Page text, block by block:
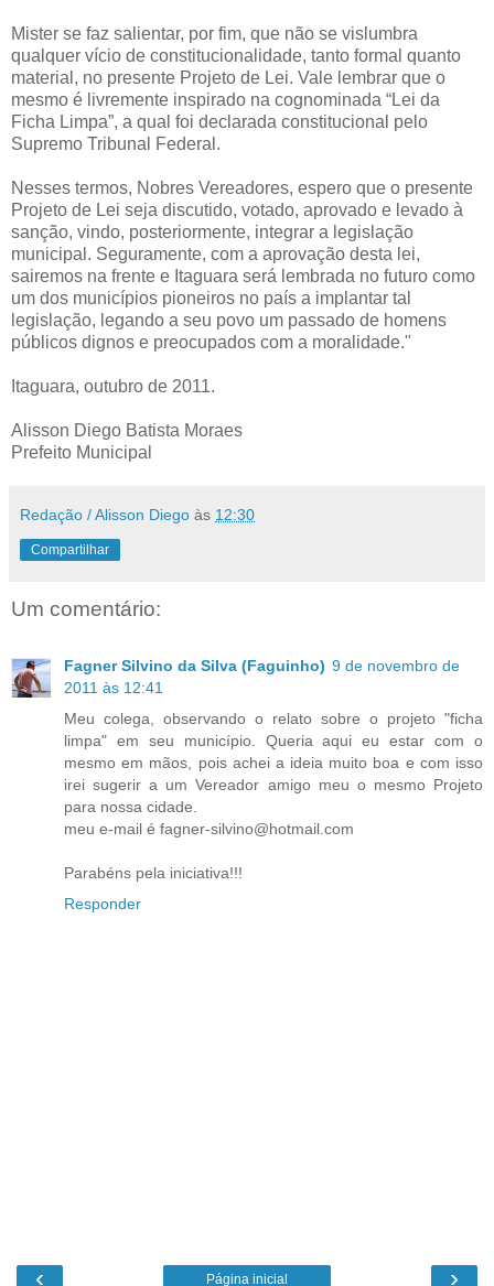
Mister se faz salientar, por fim, que não se vislumbra
qualquer vício de constitucionalidade, tanto formal quanto
material, no presente Projeto de Lei. Vale lembrar que o
mesmo é livremente inspirado na cognominada “Lei da
Ficha Limpa”, a qual foi declarada constitucional pelo
Supremo Tribunal Federal.
Nesses termos, Nobres Vereadores, espero que o presente
Projeto de Lei seja discutido, votado, aprovado e levado à
sanção, vindo, posteriormente, integrar a legislação
municipal. Seguramente, com a aprovação desta lei,
sairemos na frente e Itaguara será lembrada no futuro como
um dos municípios pioneiros no país a implantar tal
legislação, legando a seu povo um passado de homens
públicos dignos e preocupados com a moralidade."
Itaguara, outubro de 2011.
Alisson Diego Batista Moraes
Prefeito Municipal
Redação / Alisson Diego às 12:30
Compartilhar
Um comentário:
Fagner Silvino da Silva (Faguinho) 9 de novembro de
2011 às 12:41
Meu colega, observando o relato sobre o projeto "ficha
limpa" em seu município. Queria aqui eu estar com o
mesmo em mãos, pois achei a ideia muito boa e com isso
irei sugerir a um Vereador amigo meu o mesmo Projeto
para nossa cidade.
meu e-mail é fagner-silvino@hotmail.com
Parabéns pela iniciativa!!!
Responder
‹ ›
Página inicial